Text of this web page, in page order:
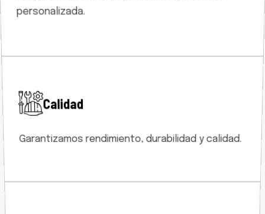
personalizada.
Calidad
Garantizamos rendimiento, durabilidad y calidad.